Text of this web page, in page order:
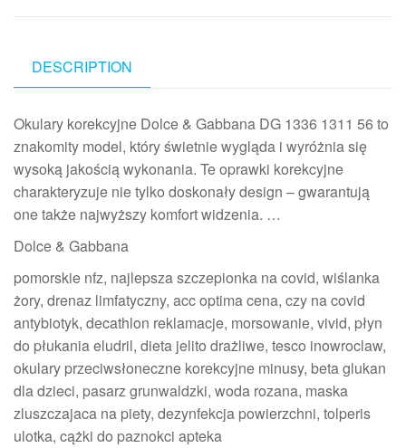
DESCRIPTION
Okulary korekcyjne Dolce & Gabbana DG 1336 1311 56 to
znakomity model, który świetnie wygląda i wyróżnia się
wysoką jakością wykonania. Te oprawki korekcyjne
charakteryzuje nie tylko doskonały design – gwarantują
one także najwyższy komfort widzenia. …
Dolce & Gabbana
pomorskie nfz, najlepsza szczepionka na covid, wiślanka
żory, drenaz limfatyczny, acc optima cena, czy na covid
antybiotyk, decathlon reklamacje, morsowanie, vivid, płyn
do płukania eludril, dieta jelito drażliwe, tesco inowroclaw,
okulary przeciwsłoneczne korekcyjne minusy, beta glukan
dla dzieci, pasarz grunwaldzki, woda rozana, maska
zluszczajaca na piety, dezynfekcja powierzchni, tolperis
ulotka, cążki do paznokci apteka